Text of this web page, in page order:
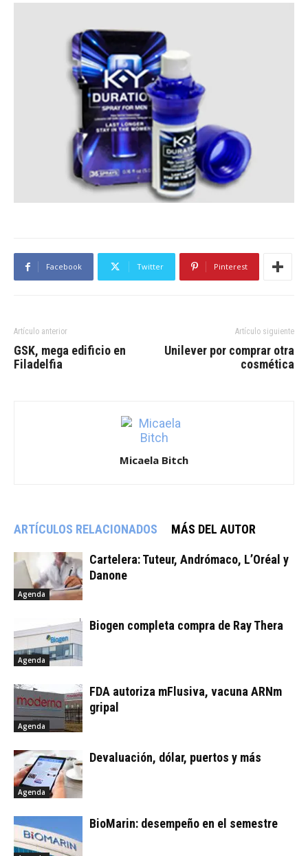
Facebook Twitter Pinterest
Artículo anterior
GSK, mega edificio en
Filadelfia
Artículo siguiente
Unilever por comprar otra
cosmética
Micaela Bitch
ARTÍCULOS RELACIONADOS MÁS DEL AUTOR
Agenda
Cartelera: Tuteur, Andrómaco, L’Oréal y
Danone
Agenda
Biogen completa compra de Ray Thera
Agenda
FDA autoriza mFlusiva, vacuna ARNm
gripal
Agenda
Devaluación, dólar, puertos y más
BioMarin: desempeño en el semestre